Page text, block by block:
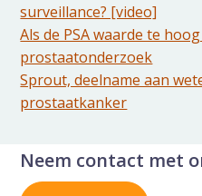
surveillance? [video]
Als de PSA waarde te
prostaatonderzoek
Sprout, deelname aan
prostaatkanker
Neem contact met